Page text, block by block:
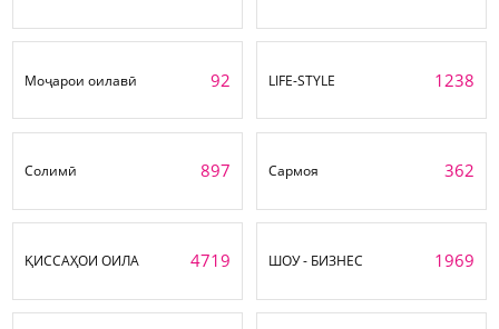
Моҷарои оилавӣ 92 LIFE-STYLE 1238
Солимӣ 897 Сармоя 362
ҚИССАҲОИ ОИЛА 4719 ШОУ - БИЗНЕС 1969